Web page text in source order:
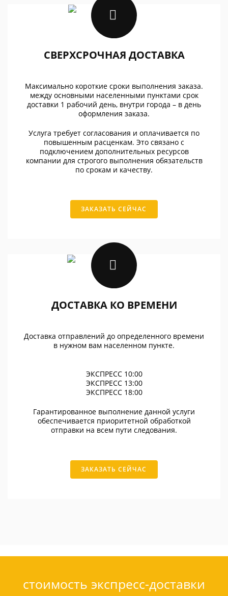
СВЕРХСРОЧНАЯ ДОСТАВКА
Максимально короткие сроки выполнения заказа.
между основными населенными пунктами срок
доставки 1 рабочий день, внутри города – в день
оформления заказа.
Услуга требует согласования и оплачивается по
повышенным расценкам. Это связано с
подключением дополнительных ресурсов
компании для строгого выполнения обязательств
по срокам и качеству.
ЗАКАЗАТЬ СЕЙЧАС
ДОСТАВКА КО ВРЕМЕНИ
Доставка отправлений до определенного времени
в нужном вам населенном пункте.
ЭКСПРЕСС 10:00
ЭКСПРЕСС 13:00
ЭКСПРЕСС 18:00
Гарантированное выполнение данной услуги
обеспечивается приоритетной обработкой
отправки на всем пути следования.
ЗАКАЗАТЬ СЕЙЧАС
стоимость экспресс-доставки